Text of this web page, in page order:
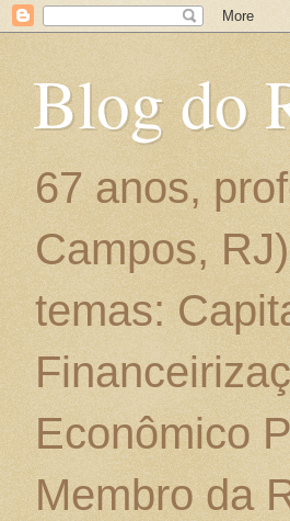
Blog do
67 anos,
Campos,
temas:
Econômico
Membro da